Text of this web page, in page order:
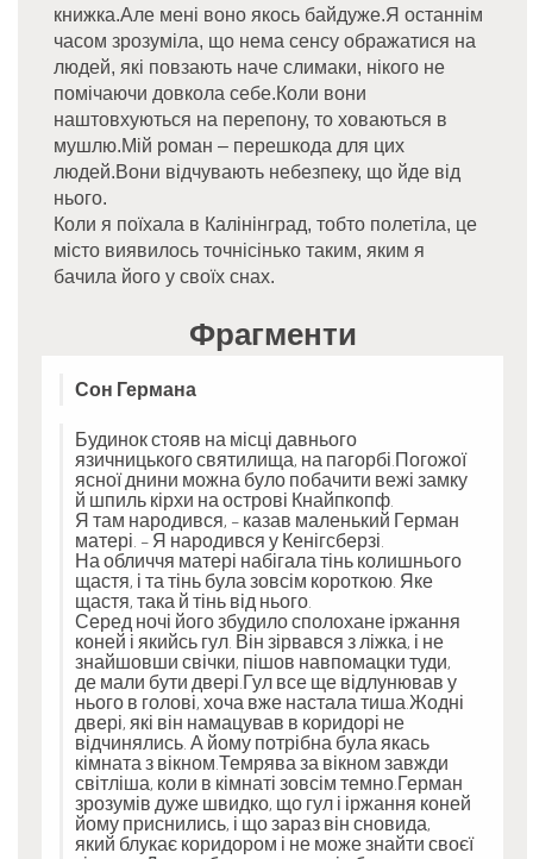
книжка.Але мені воно якось байдуже.Я останнім
часом зрозуміла, що нема сенсу ображатися на
людей, які повзають наче слимаки, нікого не
помічаючи довкола себе.Коли вони
наштовхуються на перепону, то ховаються в
мушлю.Мій роман – перешкода для цих
людей.Вони відчувають небезпеку, що йде від
нього.
Коли я поїхала в Калінінград, тобто полетіла, це
місто виявилось точнісінько таким, яким я
бачила його у своїх снах.
Фрагменти
Сон Германа
Будинок стояв на місці давнього
язичницького святилища, на пагорбі.Погожої
ясної днини можна було побачити вежі замку
й шпиль кірхи на острові Кнайпкопф.
Я там народився, – казав маленький Герман
матері. – Я народився у Кенігсберзі.
На обличчя матері набігала тінь колишнього
щастя, і та тінь була зовсім короткою. Яке
щастя, така й тінь від нього.
Серед ночі його збудило сполохане іржання
коней і якийсь гул. Він зірвався з ліжка, і не
знайшовши свічки, пішов навпомацки туди,
де мали бути двері.Гул все ще відлунював у
нього в голові, хоча вже настала тиша.Жодні
двері, які він намацував в коридорі не
відчинялись. А йому потрібна була якась
кімната з вікном.Темрява за вікном завжди
світліша, коли в кімнаті зовсім темно.Герман
зрозумів дуже швидко, що гул і іржання коней
йому приснились, і що зараз він сновида,
який блукає коридором і не може знайти своєї